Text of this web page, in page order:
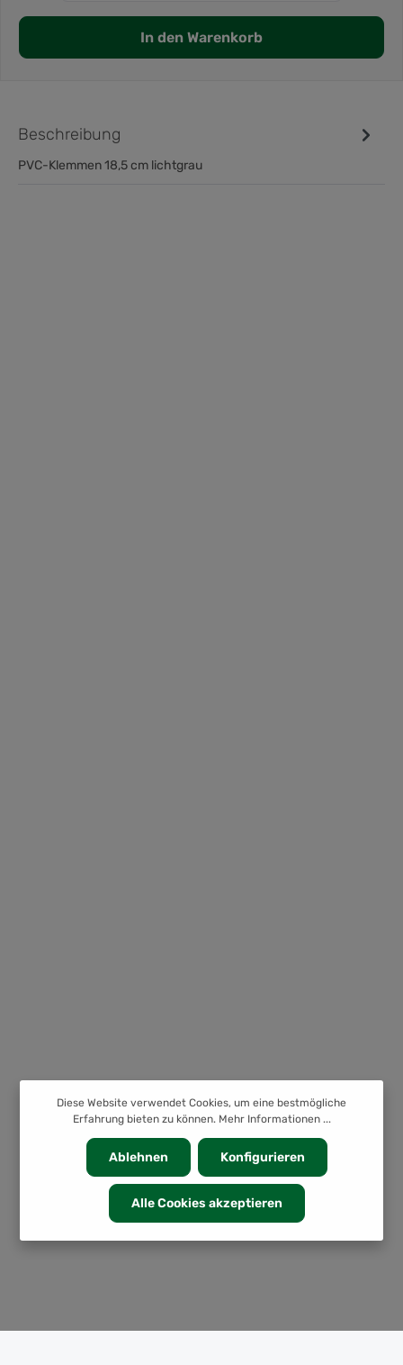
In den Warenkorb
Beschreibung
PVC-Klemmen 18,5 cm lichtgrau
Diese Website verwendet Cookies, um eine bestmögliche
Erfahrung bieten zu können. Mehr Informationen ...
Ablehnen Konfigurieren
Alle Cookies akzeptieren